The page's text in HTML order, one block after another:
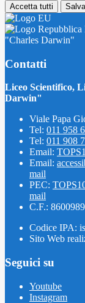
Accetta tutti
"Charles Darwin"
Contatti
Liceo Scientifico,
Darwin"
Viale Papa
Tel: 011 958
Tel: 011 908
Email:
Email:
mail
PEC:
mail
C.F.:
Codice IPA:
Sito Web
Seguici su
Youtube
Instagram